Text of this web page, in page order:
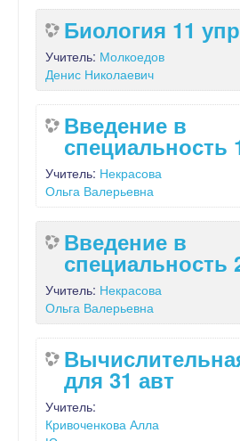
Биология 11 упр
Учитель: Молкоедов
Денис Николаевич
Введение в
специальность
Учитель: Некрасова
Ольга Валерьевна
Введение в
специальность
Учитель: Некрасова
Ольга Валерьевна
для 31 авт
Учитель:
Кривоченкова Алла